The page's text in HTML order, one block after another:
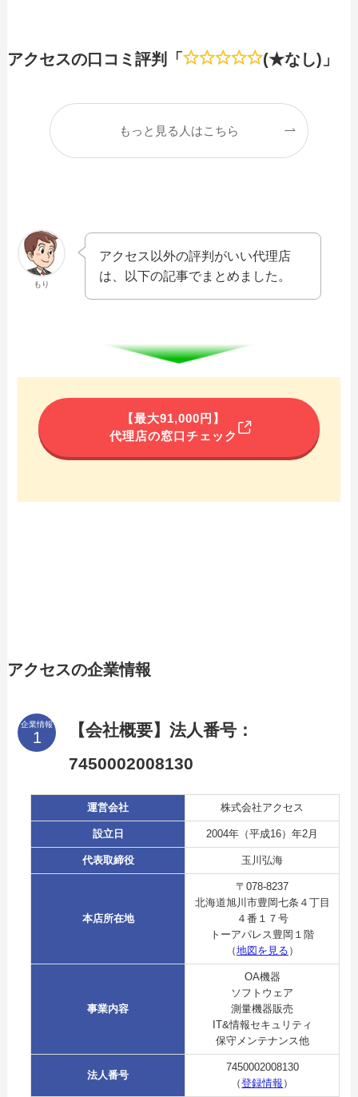
アクセスの口コミ評判「 (★なし)」
もっと見る人はこちら
もり
アクセス以外の評判がいい代理店
は、以下の記事でまとめました。
【最大91,000円】
代理店の窓口チェック
アクセスの企業情報
企業情報
【会社概要】法人番号：
7450002008130
運営会社 株式会社アクセス
設立日 2004年（平成16）年2月
代表取締役 玉川弘海
本店所在地
〒078-8237
北海道旭川市豊岡七条４丁目
４番１７号
トーアパレス豊岡１階
（地図を見る ）
事業内容
OA機器
ソフトウェア
測量機器販売
IT&情報セキュリティ
保守メンテナンス他
法人番号
7450002008130
（登録情報 ）